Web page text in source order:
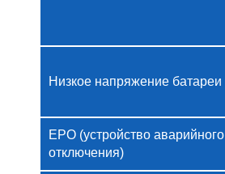
Низкое напряжение батареи
EPO (устройство аварийного
отключения)